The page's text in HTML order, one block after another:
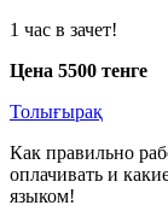
1 час в зачет!
Цена 5500 тенге
Толығырақ
Как правильно
оплачивать и
языком!